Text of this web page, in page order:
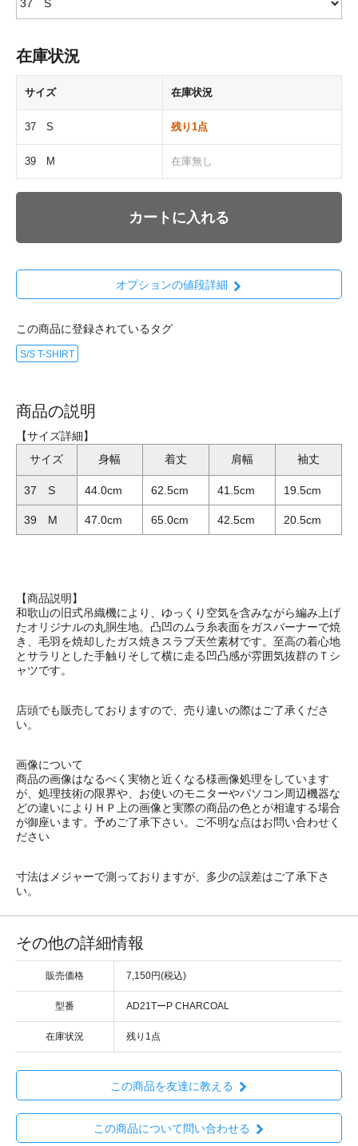
在庫状況
サイズ 在庫状況
37 S 残り1点
39 M 在庫無し
カートに入れる
オプションの値段詳細
この商品に登録されているタグ
S/S T-SHIRT
商品の説明
【サイズ詳細】
サイズ
身幅 着丈 肩幅 袖丈
37 S 44.0cm 62.5cm 41.5cm 19.5cm
39 M 47.0cm 65.0cm 42.5cm 20.5cm
【商品説明】
和歌山の旧式吊織機により、ゆっくり空気を含みながら編み上げ
たオリジナルの丸胴生地。凸凹のムラ糸表面をガスバーナーで焼
き、毛羽を焼却したガス焼きスラブ天竺素材です。至高の着心地
とサラリとした手触りそして横に走る凹凸感が雰囲気抜群のＴシ
ャツです。
店頭でも販売しておりますので、売り違いの際はご了承くださ
い。
画像について
商品の画像はなるべく実物と近くなる様画像処理をしています
が、処理技術の限界や、お使いのモニターやパソコン周辺機器な
どの違いによりＨＰ上の画像と実際の商品の色とが相違する場合
が御座います。予めご了承下さい。ご不明な点はお問い合わせく
ださい
寸法はメジャーで測っておりますが、多少の誤差はご了承下さ
い。
その他の詳細情報
販売価格 7,150円(税込)
型番 AD21TーP CHARCOAL
在庫状況 残り1点
この商品を友達に教える
この商品について問い合わせる